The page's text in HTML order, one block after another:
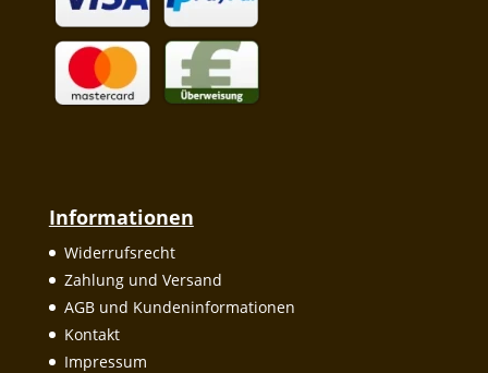
Informationen
Widerrufsrecht
Zahlung und Versand
AGB und Kundeninformationen
Kontakt
Impressum